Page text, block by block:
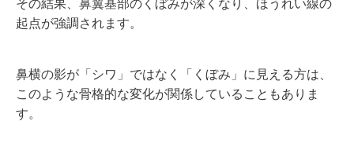
その結果、鼻翼基部のくぼみが深くなり、ほうれい線の
起点が強調されます。
鼻横の影が「シワ」ではなく「くぼみ」に見える方は、
このような骨格的な変化が関係していることもありま
す。